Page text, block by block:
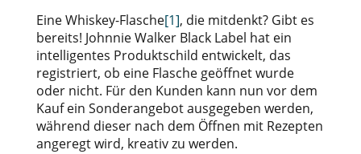
Eine Whiskey-Flasche[1], die mitdenkt? Gibt es
bereits! Johnnie Walker Black Label hat ein
intelligentes Produktschild entwickelt, das
registriert, ob eine Flasche geöffnet wurde
oder nicht. Für den Kunden kann nun vor dem
Kauf ein Sonderangebot ausgegeben werden,
während dieser nach dem Öffnen mit Rezepten
angeregt wird, kreativ zu werden.